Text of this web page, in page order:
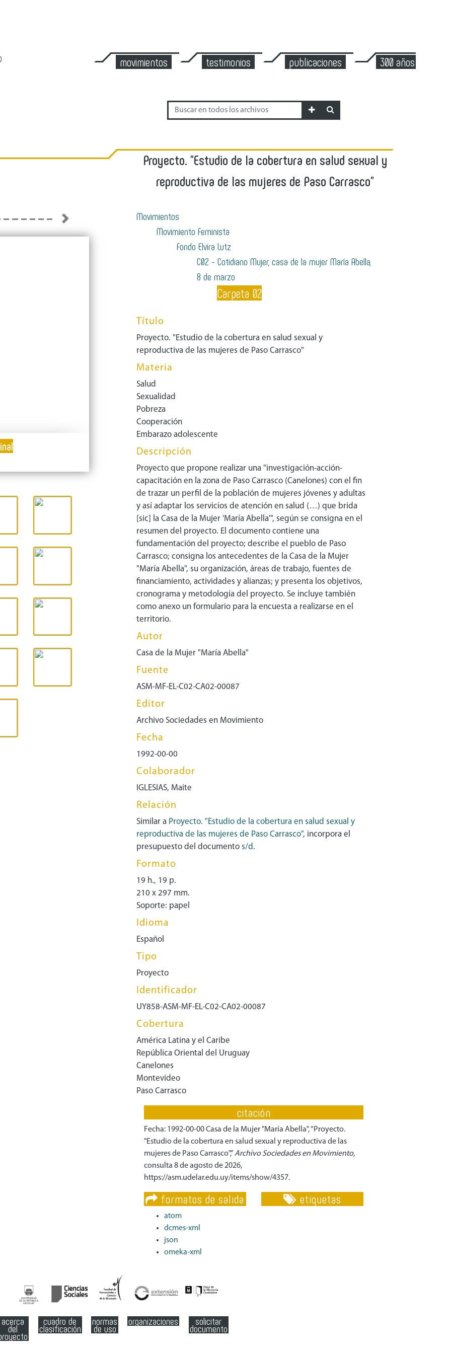
movimientos testimonios publicaciones 300 años de
Proyecto. "Estudio de la cobertura en salud sexual y
reproductiva de las mujeres de Paso Carrasco"
Next
Movimientos
Movimiento Feminista
Fondo Elvira Lutz
C02 - Cotidiano Mujer, casa de la mujer María Abella,
8 de marzo
Carpeta 02
Título
Proyecto. "Estudio de la cobertura en salud sexual y
reproductiva de las mujeres de Paso Carrasco"
Materia
Salud
Sexualidad
Pobreza
Cooperación
Embarazo adolescente
Descripción
Proyecto que propone realizar una "investigación-acción-
capacitación en la zona de Paso Carrasco (Canelones) con el fin
de trazar un perfil de la población de mujeres jóvenes y adultas
y así adaptar los servicios de atención en salud (…) que brida
[sic] la Casa de la Mujer 'María Abella'", según se consigna en el
resumen del proyecto. El documento contiene una
fundamentación del proyecto; describe el pueblo de Paso
Carrasco; consigna los antecedentes de la Casa de la Mujer
"María Abella", su organización, áreas de trabajo, fuentes de
financiamiento, actividades y alianzas; y presenta los objetivos,
cronograma y metodología del proyecto. Se incluye también
como anexo un formulario para la encuesta a realizarse en el
territorio.
Autor
Casa de la Mujer "María Abella"
Fuente
ASM-MF-EL-C02-CA02-00087
Editor
Archivo Sociedades en Movimiento
Fecha
1992-00-00
Colaborador
IGLESIAS, Maite
Relación
Similar a Proyecto. "Estudio de la cobertura en salud sexual y
reproductiva de las mujeres de Paso Carrasco", incorpora el
presupuesto del documento s/d .
Formato
19 h., 19 p.
210 x 297 mm.
Soporte: papel
Idioma
Español
Tipo
Proyecto
Identificador
UY858-ASM-MF-EL-C02-CA02-00087
Cobertura
América Latina y el Caribe
República Oriental del Uruguay
Canelones
Montevideo
Paso Carrasco
citación
Fecha: 1992-00-00 Casa de la Mujer "María Abella", “Proyecto.
"Estudio de la cobertura en salud sexual y reproductiva de las
mujeres de Paso Carrasco",”Archivo Sociedades en Movimiento,
consulta 8 de agosto de 2026,
https://asm.udelar.edu.uy/items/show/4357.
formatos de salida
atom
dcmes-xml
json
omeka-xml
etiquetas
acerca
del
cuadro de
clasificación
normas
de uso
organizaciones solicitar
documento